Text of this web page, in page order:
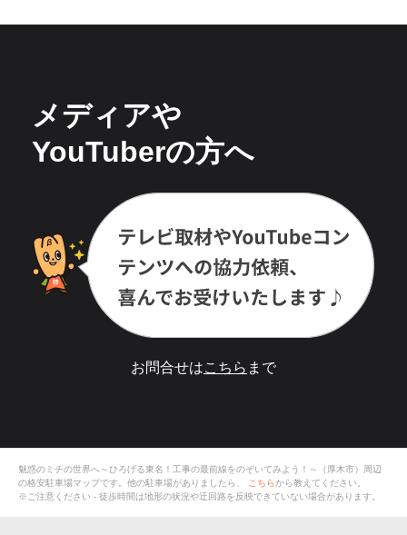
メディアや
YouTuberの方へ
お問合せはこちら まで
魅惑のミチの世界へ～ひろげる東名！工事の最前線をのぞいてみよう！～（厚木市） 周辺
の格安駐車場マップです。他の駐車場がありましたら、 こちらから教えてください。
※ご注意ください - 徒歩時間は地形の状況や迂回路を反映できていない場合があります。